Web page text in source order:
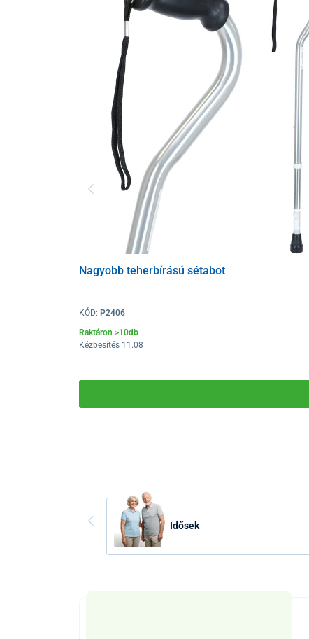
Nagyobb teherbírású sétabot
KÓD: P2406
Raktáron >10db
Kézbesítés 11.08
Idősek